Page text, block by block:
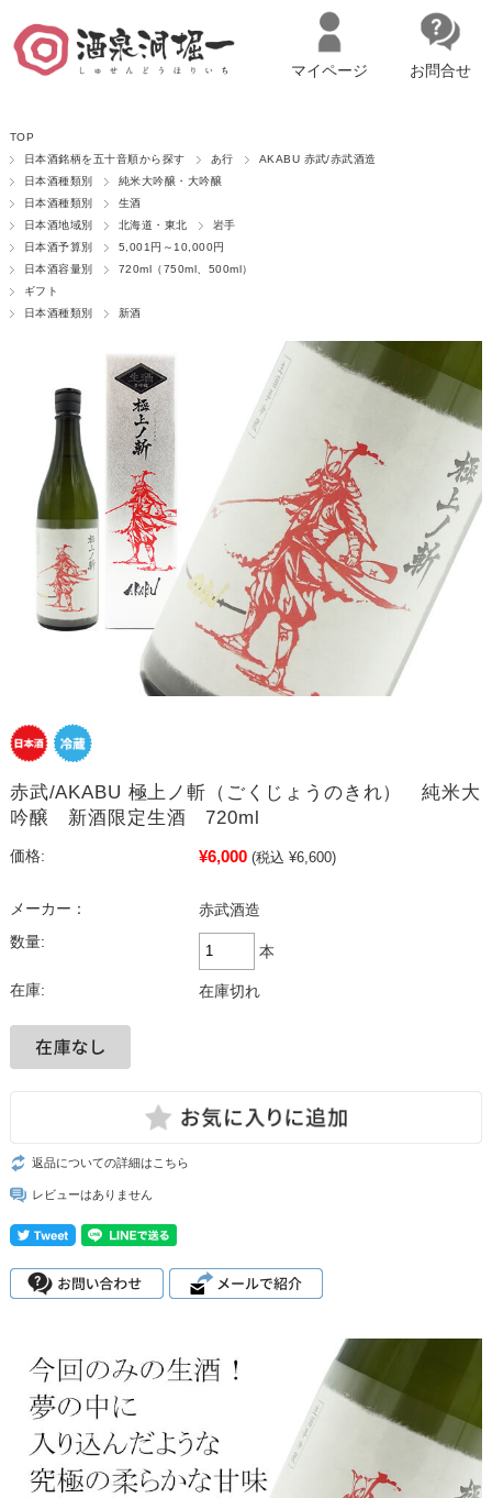
マイページへログイン カートをみる
マイページ お問合せ
TOP
日本酒銘柄を五十音順から探す
あ行
AKABU 赤武/赤武酒造
日本酒種類別
純米大吟醸・大吟醸
日本酒種類別
生酒
日本酒地域別
北海道・東北
岩手
日本酒予算別
5,001円～10,000円
日本酒容量別
720ml（750ml、500ml）
ギフト
日本酒種類別
新酒
赤武/AKABU 極上ノ斬（ごくじょうのきれ） 純米大
吟醸 新酒限定生酒 720ml
価格: ¥6,000 (税込 ¥6,600)
メーカー：
赤武酒造
数量:
本
在庫: 在庫切れ
返品についての詳細はこちら
レビューはありません